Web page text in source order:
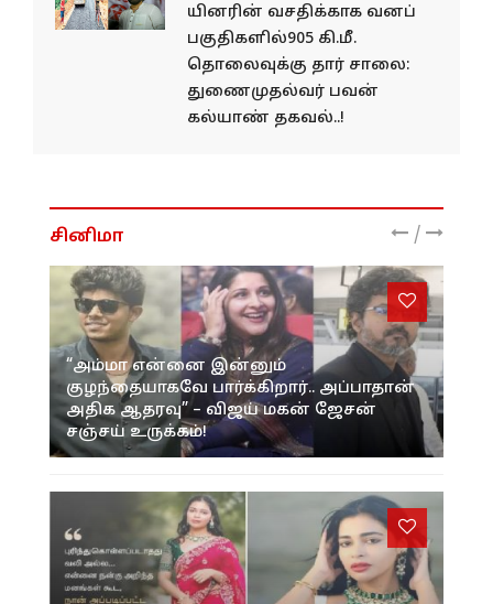
யினரின் வசதிக்​காக வனப்​
பகு​தி​களில்905 கி.மீ.
தொலைவுக்கு தார் சாலை:
துணைமுதல்வர் பவன்
கல்யாண் தகவல்..!
சினிமா /
“அம்மா என்னை இன்னும்
குழந்தையாகவே பார்க்கிறார்.. அப்பாதான்
அதிக ஆதரவு” – விஜய் மகன் ஜேசன்
சஞ்சய் உருக்கம்!